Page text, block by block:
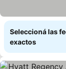
Seleccioná las
exactos